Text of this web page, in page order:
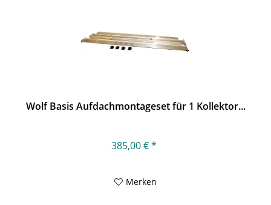
Wolf Basis Aufdachmontageset für 1 Kollektor...
385,00 € *
Merken